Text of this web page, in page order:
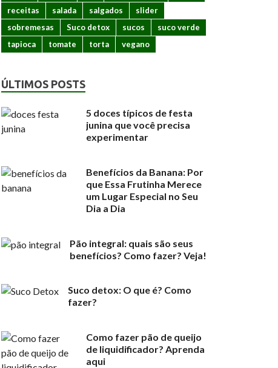
receitas
salada salgados
slider
sobremesas
Suco detox sucos
suco verde
tapioca
tomate torta vegano
ÚLTIMOS POSTS
5 doces típicos de festa
junina que você precisa
experimentar
Benefícios da Banana: Por
que Essa Frutinha Merece
um Lugar Especial no Seu
Dia a Dia
Pão integral: quais são seus
benefícios? Como fazer? Veja!
Suco detox: O que é? Como
fazer?
Como fazer pão de queijo
de liquidificador? Aprenda
aqui